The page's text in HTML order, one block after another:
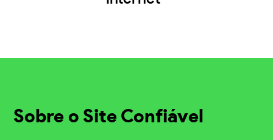
Sobre o Site Confiável